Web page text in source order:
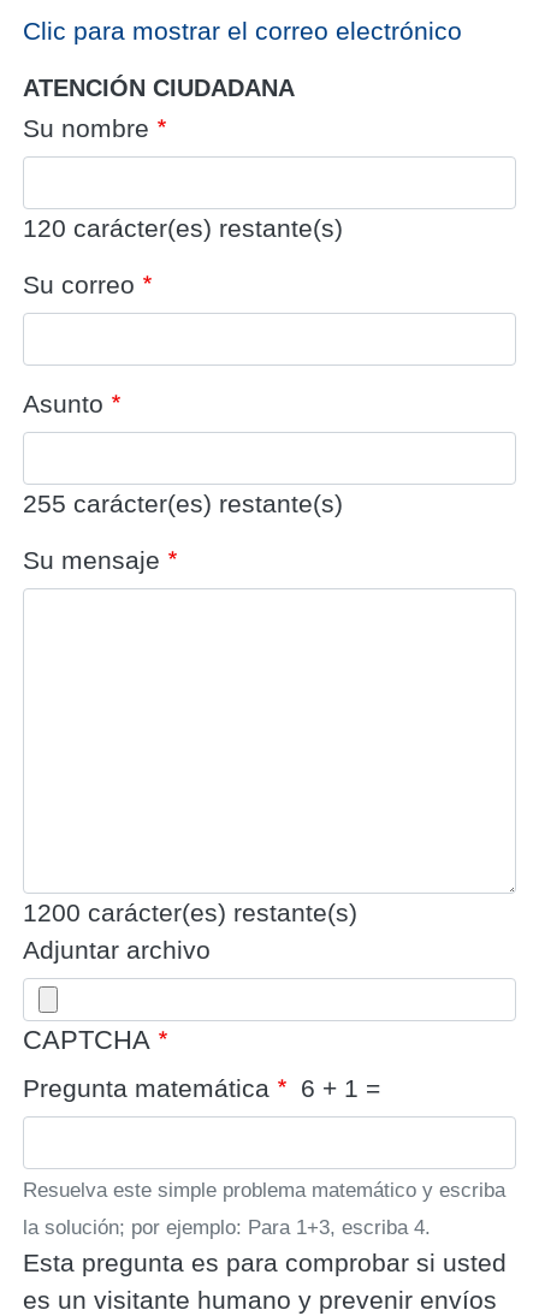
‎Clic para mostrar el correo electrónico
ATENCIÓN CIUDADANA
Su nombre
120 carácter(es) restante(s)
Su correo
Asunto
255 carácter(es) restante(s)
Su mensaje
1200 carácter(es) restante(s)
Adjuntar archivo
CAPTCHA
Pregunta matemática 6 + 1 =
Resuelva este simple problema matemático y escriba
la solución; por ejemplo: Para 1+3, escriba 4.
Esta pregunta es para comprobar si usted
es un visitante humano y prevenir envíos